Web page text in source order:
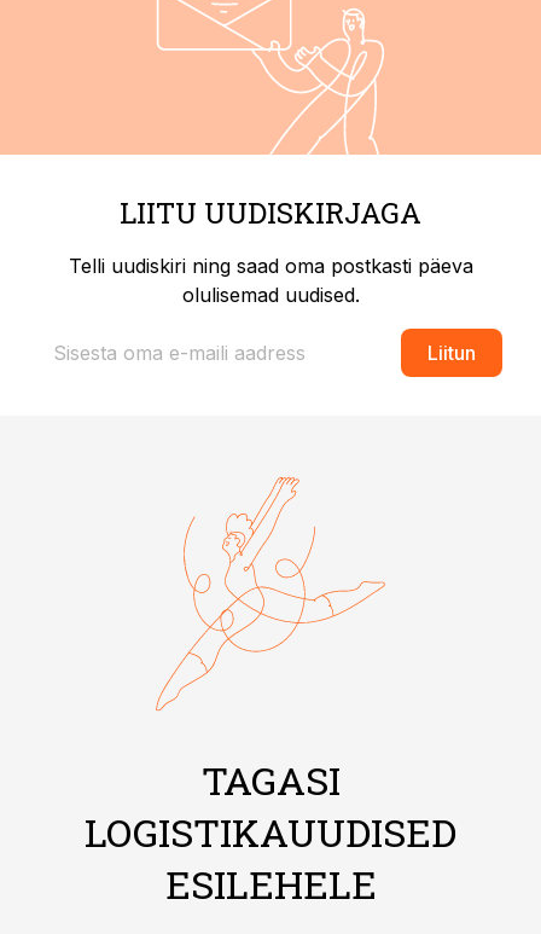
LIITU UUDISKIRJAGA
Telli uudiskiri ning saad oma postkasti päeva
olulisemad uudised.
Liitun
TAGASI
LOGISTIKAUUDISED
ESILEHELE